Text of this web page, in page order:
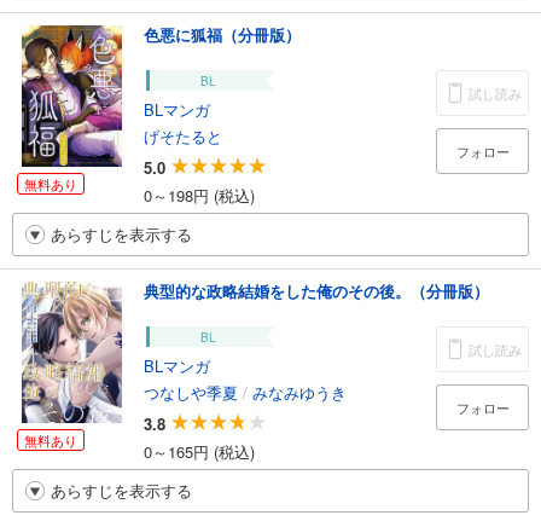
無料あり
色悪に狐福（分冊版）
BL
BLマンガ
げそたると
5.0
0～198円 (税込)
試し読み
フォロー
あらすじを表示する
無料あり
典型的な政略結婚をした俺のその後。（分冊版）
BL
BLマンガ
つなしや季夏 / みなみゆうき
3.8
0～165円 (税込)
試し読み
フォロー
あらすじを表示する